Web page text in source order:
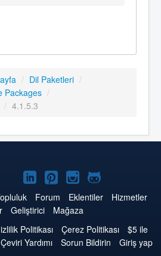
/ Dil Paketleri /
Packages /
/ 4.1.5.3
YouTube'da
Joomla
LinkedIn'de
Joomla
Pinterest'de
Joomla
Instagram'da
Joomla
GitHub'da
Joomla
Forum Eklentiler
Hizmetler
Geliştirici
Mağaza
Politikası Çerez Politikası
$5 ile
Çeviri Yardımı Sorun Bildirin
Giriş yap